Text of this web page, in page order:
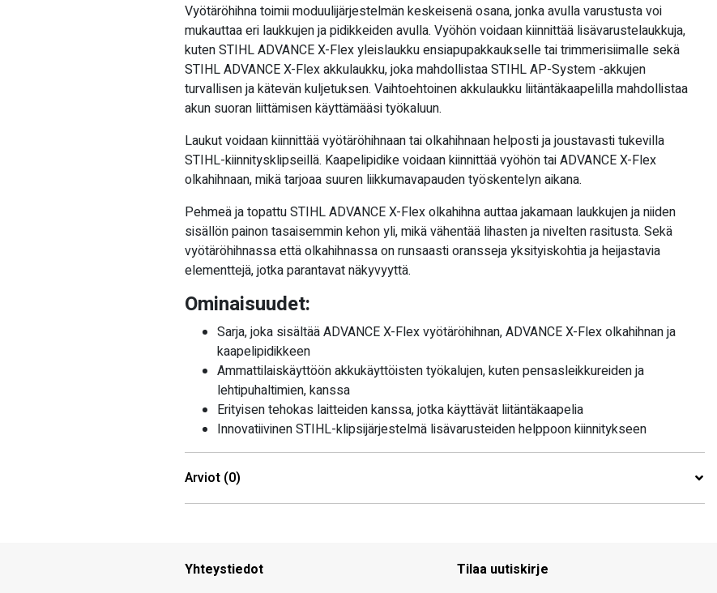
Vyötäröhihna toimii moduulijärjestelmän keskeisenä osana, jonka avulla varustusta voi
mukauttaa eri laukkujen ja pidikkeiden avulla. Vyöhön voidaan kiinnittää lisävarustelaukkuja,
kuten STIHL ADVANCE X-Flex yleislaukku ensiapupakkaukselle tai trimmerisiimalle sekä
STIHL ADVANCE X-Flex akkulaukku, joka mahdollistaa STIHL AP-System -akkujen
turvallisen ja kätevän kuljetuksen. Vaihtoehtoinen akkulaukku liitäntäkaapelilla mahdollistaa
akun suoran liittämisen käyttämääsi työkaluun.
Laukut voidaan kiinnittää vyötäröhihnaan tai olkahihnaan helposti ja joustavasti tukevilla
STIHL-kiinnitysklipseillä. Kaapelipidike voidaan kiinnittää vyöhön tai ADVANCE X-Flex
olkahihnaan, mikä tarjoaa suuren liikkumavapauden työskentelyn aikana.
Pehmeä ja topattu STIHL ADVANCE X-Flex olkahihna auttaa jakamaan laukkujen ja niiden
sisällön painon tasaisemmin kehon yli, mikä vähentää lihasten ja nivelten rasitusta. Sekä
vyötäröhihnassa että olkahihnassa on runsaasti oransseja yksityiskohtia ja heijastavia
elementtejä, jotka parantavat näkyvyyttä.
Ominaisuudet:
Sarja, joka sisältää ADVANCE X-Flex vyötäröhihnan, ADVANCE X-Flex olkahihnan ja
kaapelipidikkeen
Ammattilaiskäyttöön akkukäyttöisten työkalujen, kuten pensasleikkureiden ja
lehtipuhaltimien, kanssa
Erityisen tehokas laitteiden kanssa, jotka käyttävät liitäntäkaapelia
Innovatiivinen STIHL-klipsijärjestelmä lisävarusteiden helppoon kiinnitykseen
Arviot (0)
Yhteystiedot
Tilaa uutiskirje